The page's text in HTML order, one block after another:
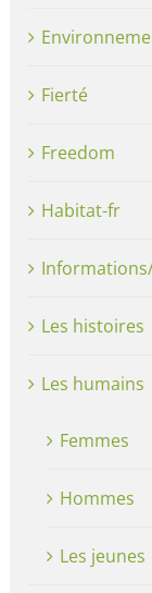
Fierté
Freedom
Habitat-fr
Les histoires
Les humains
Femmes
Hommes
Les jeunes